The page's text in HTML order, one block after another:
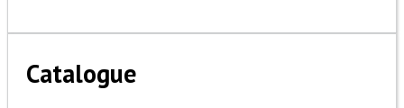
Catalogue